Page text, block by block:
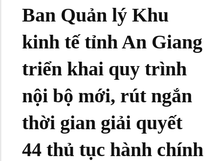
Ban Quản lý Khu
kinh tế tỉnh An Giang
triển khai quy trình
nội bộ mới, rút ngắn
thời gian giải quyết
44 thủ tục hành chính